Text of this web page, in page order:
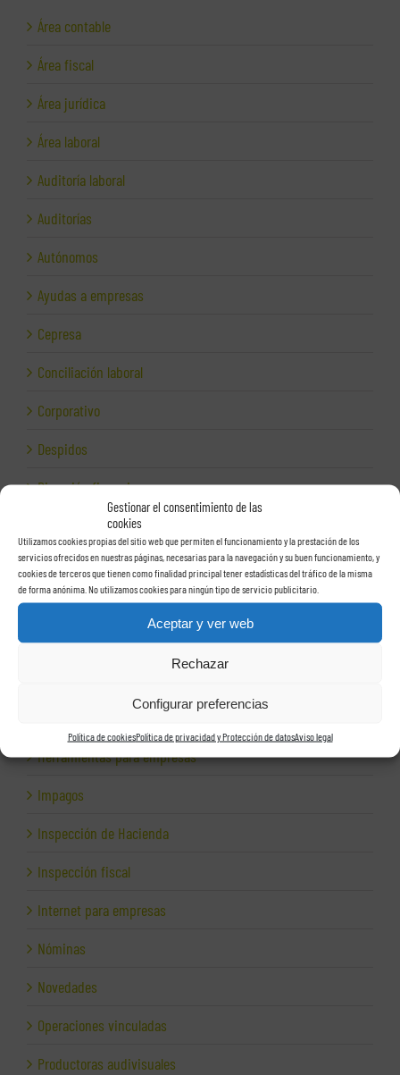
Gestionar el consentimiento de las
cookies
Utilizamos cookies propias del sitio web que permiten el funcionamiento y la prestación de los
servicios ofrecidos en nuestras páginas, necesarias para la navegación y su buen funcionamiento, y
cookies de terceros que tienen como finalidad principal tener estadísticas del tráfico de la misma
de forma anónima. No utilizamos cookies para ningún tipo de servicio publicitario.
Aceptar y ver web
Rechazar
Configurar preferencias
Política de cookiesPolítica de privacidad y Protección de datosAviso legal
Área contable
Área fiscal
Área jurídica
Área laboral
Auditoría laboral
Auditorías
Autónomos
Ayudas a empresas
Cepresa
Conciliación laboral
Corporativo
Despidos
Dirección financiera
Empresas e Internet
Exportación
Facturas
Grupos de sociedades
Herramientas para empresas
Impagos
Inspección de Hacienda
Inspección fiscal
Internet para empresas
Nóminas
Novedades
Operaciones vinculadas
Productoras audivisuales